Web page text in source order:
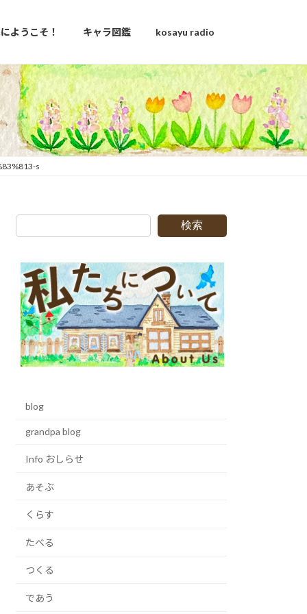
ようこそ！ キャラ図鑑 kosayu radio
s
検索
blog
grandpa blog
Info おしらせ
あそぶ
くらす
たべる
つくる
であう